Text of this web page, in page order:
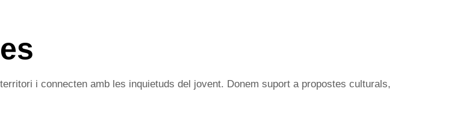
i connecten amb les inquietuds del jovent. Donem suport a propostes culturals,